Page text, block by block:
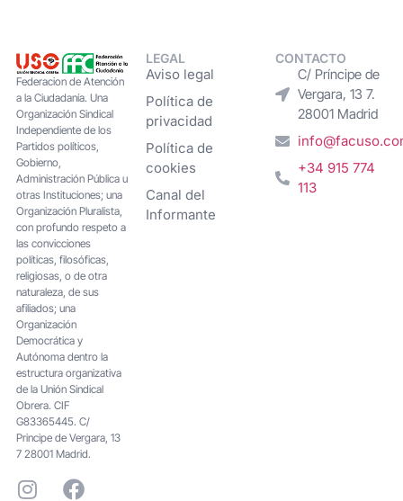
Federacion de Atención
a la Ciudadanía. Una
Organización Sindical
Independiente de los
Partidos políticos,
Gobierno,
Administración Pública u
otras Instituciones; una
Organización Pluralista,
con profundo respeto a
las convicciones
políticas, filosóficas,
religiosas, o de otra
naturaleza, de sus
afiliados; una
Organización
Democrática y
Autónoma dentro la
estructura organizativa
de la Unión Sindical
Obrera. CIF
G83365445. C/
Principe de Vergara, 13
7 28001 Madrid.
LEGAL
Aviso legal
Política de
privacidad
Política de
cookies
Canal del
Informante
CONTACTO
C/ Príncipe de
Vergara, 13 7.
28001 Madrid
+34 915 774
113